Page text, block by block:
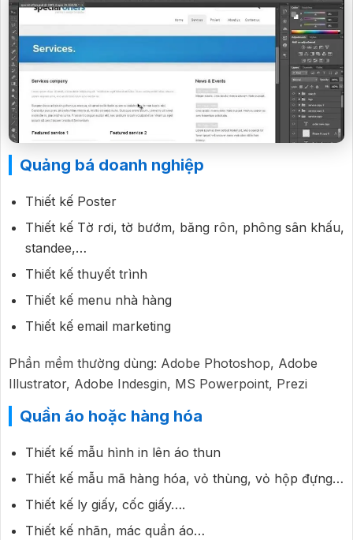
Quảng bá doanh nghiệp
Thiết kế Poster
Thiết kế Tờ rơi, tờ bướm, băng rôn, phông sân khấu,
standee,…
Thiết kế thuyết trình
Thiết kế menu nhà hàng
Thiết kế email marketing
Phần mềm thường dùng: Adobe Photoshop, Adobe
Illustrator, Adobe Indesgin, MS Powerpoint, Prezi
Quần áo hoặc hàng hóa
Thiết kế mẫu hình in lên áo thun
Thiết kế mẫu mã hàng hóa, vỏ thùng, vỏ hộp đựng…
Thiết kế ly giấy, cốc giấy….
Thiết kế nhãn, mác quần áo…